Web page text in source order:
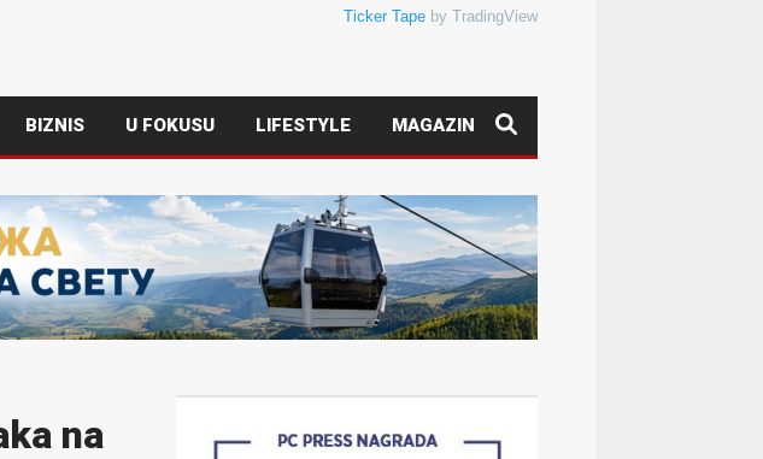
Ticker Tape by TradingView
BIZNIS U FOKUSU LIFESTYLE MAGAZIN
na